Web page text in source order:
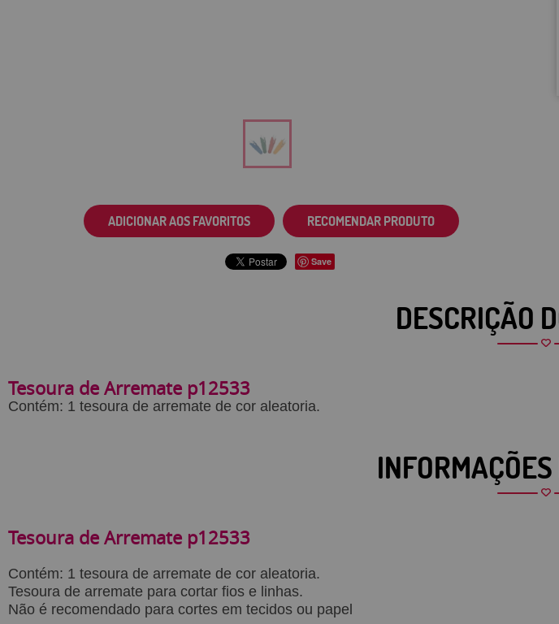
ADICIONAR AOS FAVORITOS RECOMENDAR PRODUTO
Save
DESCRIÇÃO
Tesoura de Arremate p12533
Contém: 1 tesoura de arremate de cor aleatoria.
Tesoura de Arremate p12533
Contém: 1 tesoura de arremate de cor aleatoria.
Tesoura de arremate para cortar fios e linhas.
Não é recomendado para cortes em tecidos ou papel